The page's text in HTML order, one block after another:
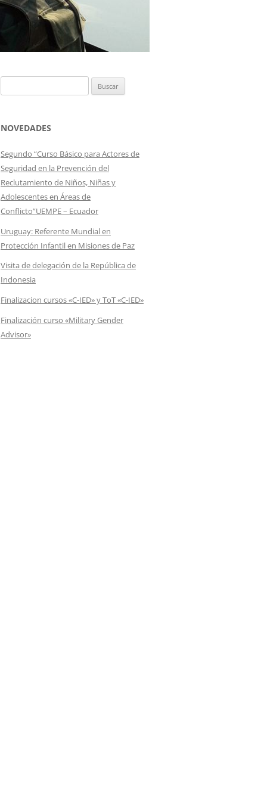
NOVEDADES
Segundo “Curso Básico para Actores de
Seguridad en la Prevención del
Reclutamiento de Niños, Niñas y
Adolescentes en Áreas de
Conflicto”UEMPE – Ecuador
Uruguay: Referente Mundial en
Protección Infantil en Misiones de Paz
Visita de delegación de la República de
Indonesia
Finalizacion cursos «C-IED» y ToT «C-IED»
Finalización curso «Military Gender
Advisor»